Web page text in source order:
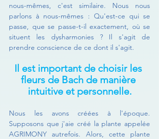
nous-mêmes, c'est similaire. Nous nous
parlons à nous-mêmes : Qu'est-ce qui se
passe, que se passe-t-il exactement, où se
situent les dysharmonies ? Il s'agit de
prendre conscience de ce dont il s'agit.
Il est important de choisir les
fleurs de Bach de manière
intuitive et personnelle.
Nous les avons créées à l'époque.
Supposons que j'aie créé la plante appelée
AGRIMONY autrefois. Alors, cette plante